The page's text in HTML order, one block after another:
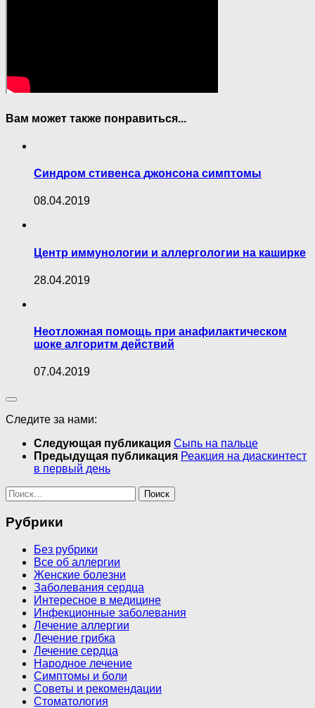
Вам может также понравиться...
Синдром стивенса джонсона симптомы
08.04.2019
Центр иммунологии и аллергологии на каширке
28.04.2019
Неотложная помощь при анафилактическом
шоке алгоритм действий
07.04.2019
Следите за нами:
Следующая публикация Сыпь на пальце
Предыдущая публикация Реакция на диаскинтест
в первый день
Найти:
Рубрики
Без рубрики
Все об аллергии
Женские болезни
Заболевания сердца
Интересное в медицине
Инфекционные заболевания
Лечение аллергии
Лечение грибка
Лечение сердца
Народное лечение
Симптомы и боли
Советы и рекомендации
Стоматология